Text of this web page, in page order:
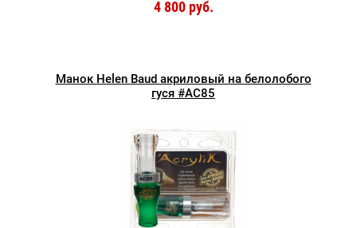
4 800 руб.
Манок Helen Baud акриловый на белолобого
гуся #AC85